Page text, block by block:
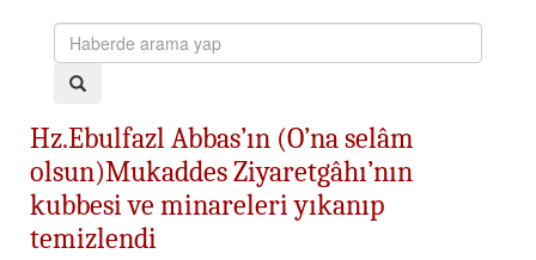
Hz.Ebulfazl Abbas’ın (O’na selâm
olsun)Mukaddes Ziyaretgâhı’nın
kubbesi ve minareleri yıkanıp
temizlendi